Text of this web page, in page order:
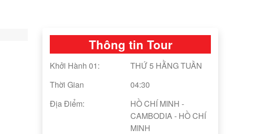
Thông tin Tour
Khởi Hành 01:
THỨ 5 HẰNG TUẦN
Thời Gian
04:30
Địa Điểm:
HỒ CHÍ MINH -
CAMBODIA - HỒ CHÍ
MINH